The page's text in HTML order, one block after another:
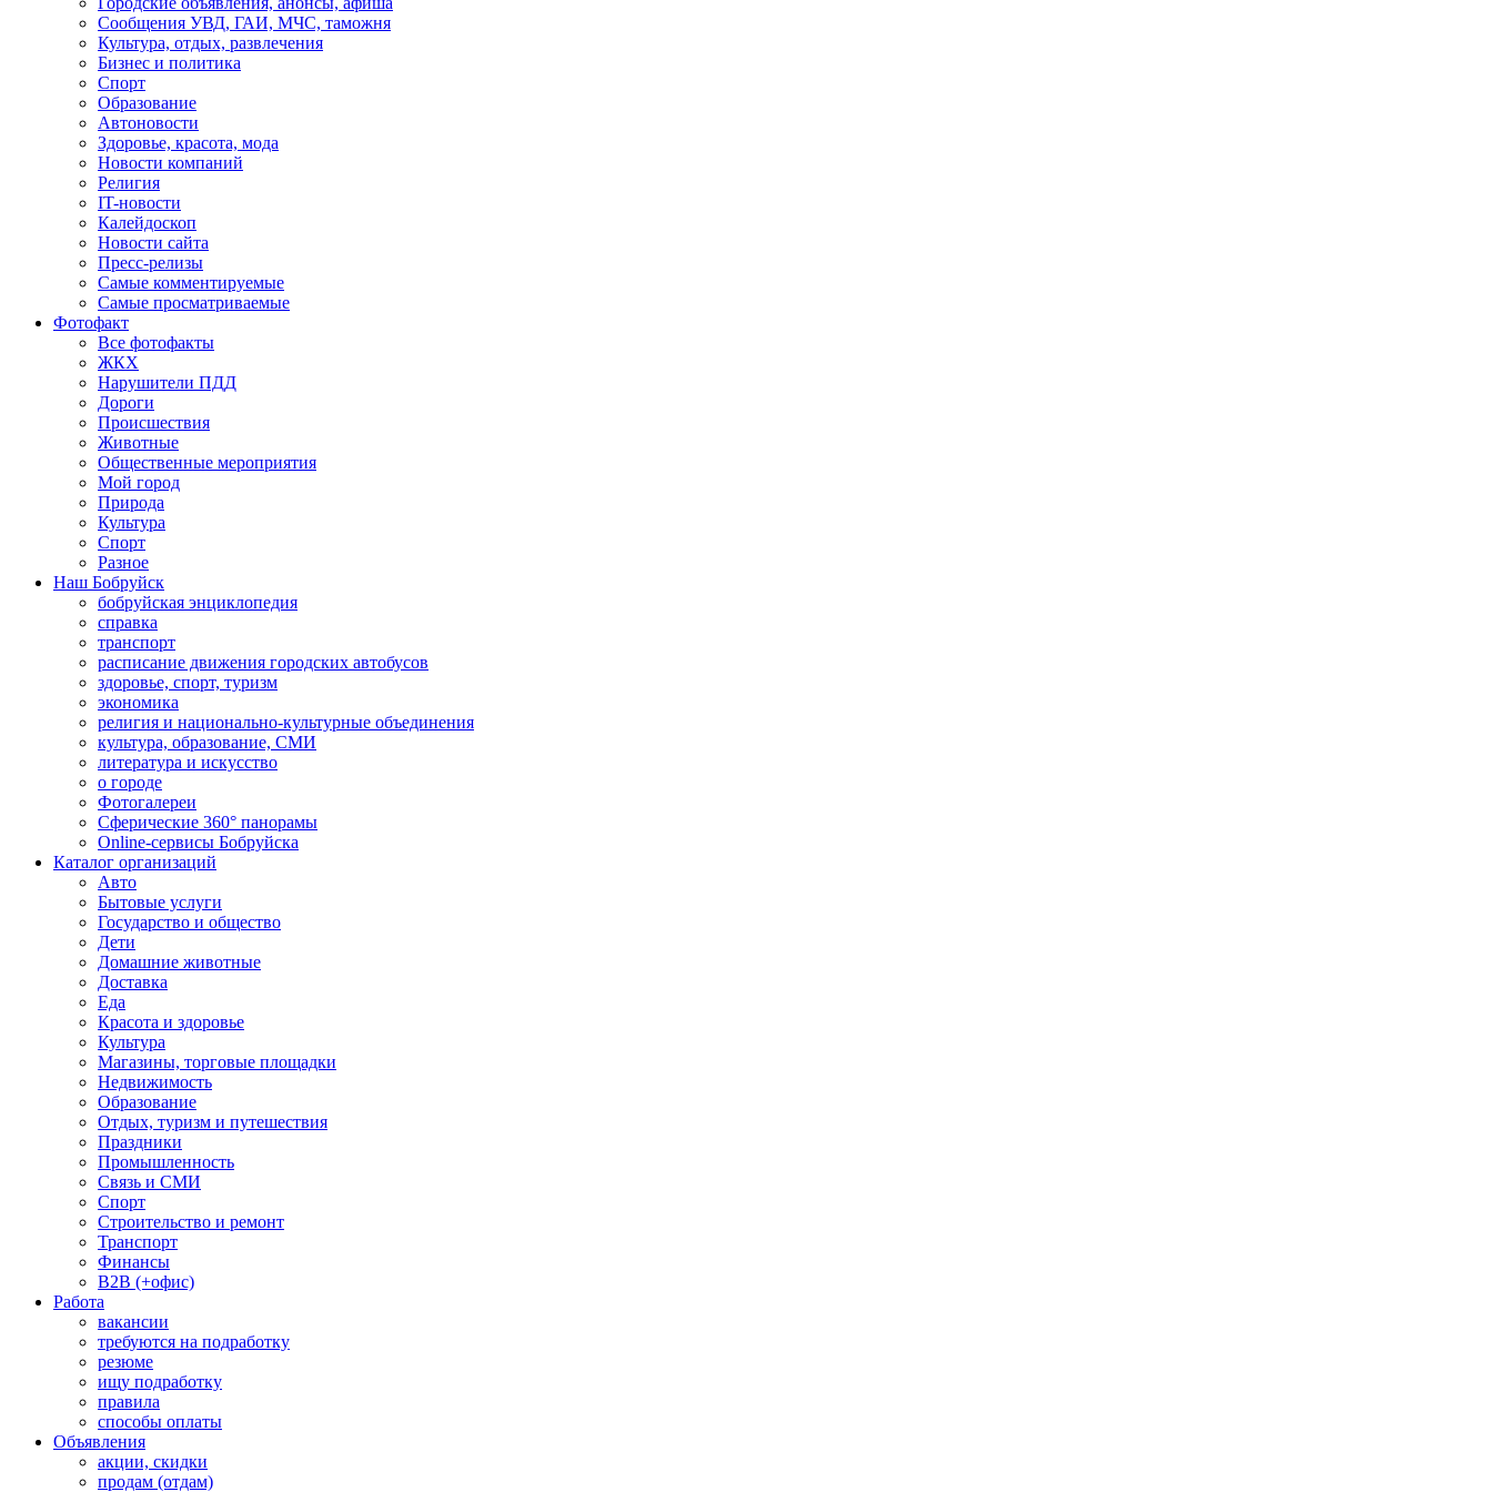
Сообщения УВД, ГАИ, МЧС, таможня
Культура, отдых, развлечения
Бизнес и политика
Спорт
Образование
Автоновости
Здоровье, красота, мода
Новости компаний
Религия
IT-новости
Калейдоскоп
Новости сайта
Пресс-релизы
Самые комментируемые
Самые просматриваемые
Фотофакт
Все фотофакты
ЖКХ
Нарушители ПДД
Дороги
Происшествия
Животные
Общественные мероприятия
Мой город
Природа
Культура
Спорт
Разное
Наш Бобруйск
бобруйская энциклопедия
справка
транспорт
расписание движения городских автобусов
здоровье, спорт, туризм
экономика
религия и национально-культурные объединения
культура, образование, СМИ
литература и искусство
о городе
Фотогалереи
Сферические 360° панорамы
Online-сервисы Бобруйска
Каталог организаций
Авто
Бытовые услуги
Государство и общество
Дети
Домашние животные
Доставка
Еда
Красота и здоровье
Культура
Магазины, торговые площадки
Недвижимость
Образование
Отдых, туризм и путешествия
Праздники
Промышленность
Связь и СМИ
Спорт
Строительство и ремонт
Транспорт
Финансы
B2B (+офис)
Работа
вакансии
требуются на подработку
резюме
ищу подработку
правила
способы оплаты
Объявления
акции, скидки
продам (отдам)